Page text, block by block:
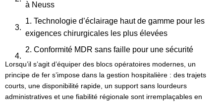
à Neuss
1. Technologie d’éclairage haut de gamme pour les
exigences chirurgicales les plus élevées
2. Conformité MDR sans faille pour une sécurité
juridique maximale
3. L’avantage de service imbattable des trajets
courts en Rhénanie-du-Nord–Westphalie
Lorsqu’il s’agit d’équiper des blocs opératoires modernes, un
principe de fer s’impose dans la gestion hospitalière : des trajets
courts, une disponibilité rapide, un support sans lourdeurs
administratives et une fiabilité régionale sont irremplaçables en